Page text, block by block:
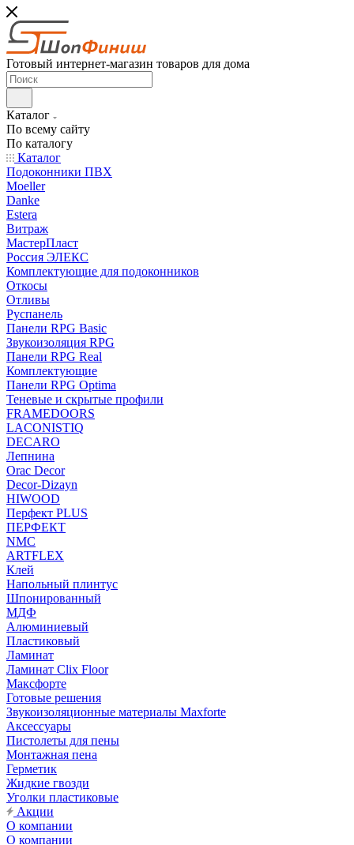
Готовый интернет-магазин товаров для дома
Каталог
По всему сайту
По каталогу
Каталог
Подоконники ПВХ
Moeller
Danke
Estera
Витраж
МастерПласт
Россия ЭЛЕКС
Комплектующие для подоконников
Откосы
Отливы
Руспанель
Панели RPG Basic
Звукоизоляция RPG
Панели RPG Real
Комплектующие
Панели RPG Optima
Теневые и скрытые профили
FRAMEDOORS
LACONISTIQ
DECARO
Лепнина
Orac Decor
Decor-Dizayn
HIWOOD
Перфект PLUS
ПЕРФЕКТ
NMC
ARTFLEX
Клей
Напольный плинтус
Шпонированный
МДФ
Алюминиевый
Пластиковый
Ламинат
Ламинат Clix Floor
Максфорте
Готовые решения
Звукоизоляционные материалы Maxforte
Аксессуары
Пистолеты для пены
Монтажная пена
Герметик
Жидкие гвозди
Уголки пластиковые
Акции
О компании
О компании